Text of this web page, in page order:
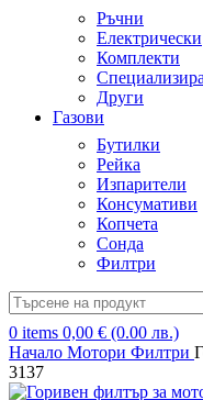
Ръчни
Електрически
Комплекти
Други
Газови
Бутилки
Рейка
Изпарители
Консумативи
Копчета
Сонда
Филтри
0 items 0,00 € (0.00 лв.)
Начало Мотори Филтри
3137